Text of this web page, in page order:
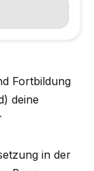
Fortbildung
deine
in der